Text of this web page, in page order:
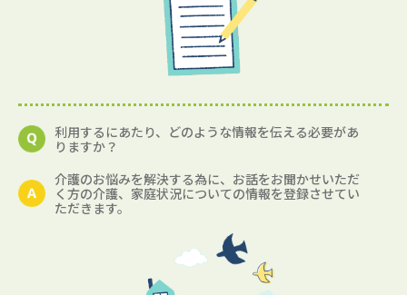
利用するにあたり、どのような情報を伝える必要があ
りますか？
介護のお悩みを解決する為に、お話をお聞かせいただ
く方の介護、家庭状況についての情報を登録させてい
ただきます。